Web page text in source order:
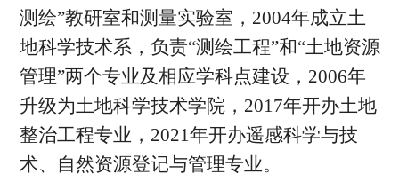
测绘”教研室和测量实验室，2004年成立土
地科学技术系，负责“测绘工程”和“土地资源
管理”两个专业及相应学科点建设，2006年
升级为土地科学技术学院，2017年开办土地
整治工程专业，2021年开办遥感科学与技
术、自然资源登记与管理专业。